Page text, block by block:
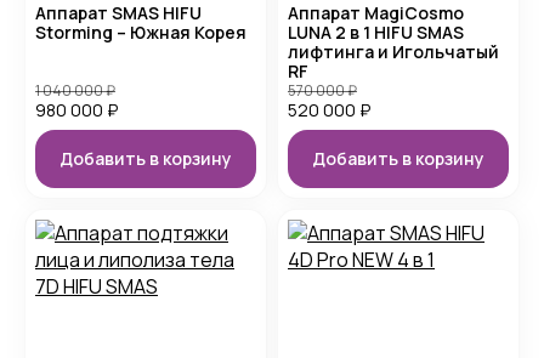
Аппарат SMAS HIFU
Storming – Южная Корея
980 000 ₽
1 040 000₽
Добавить в корзину
Аппарат MagiCosmo
LUNA 2 в 1 HIFU SMAS
лифтинга и Игольчатый
RF
520 000 ₽
570 000₽
Добавить в корзину